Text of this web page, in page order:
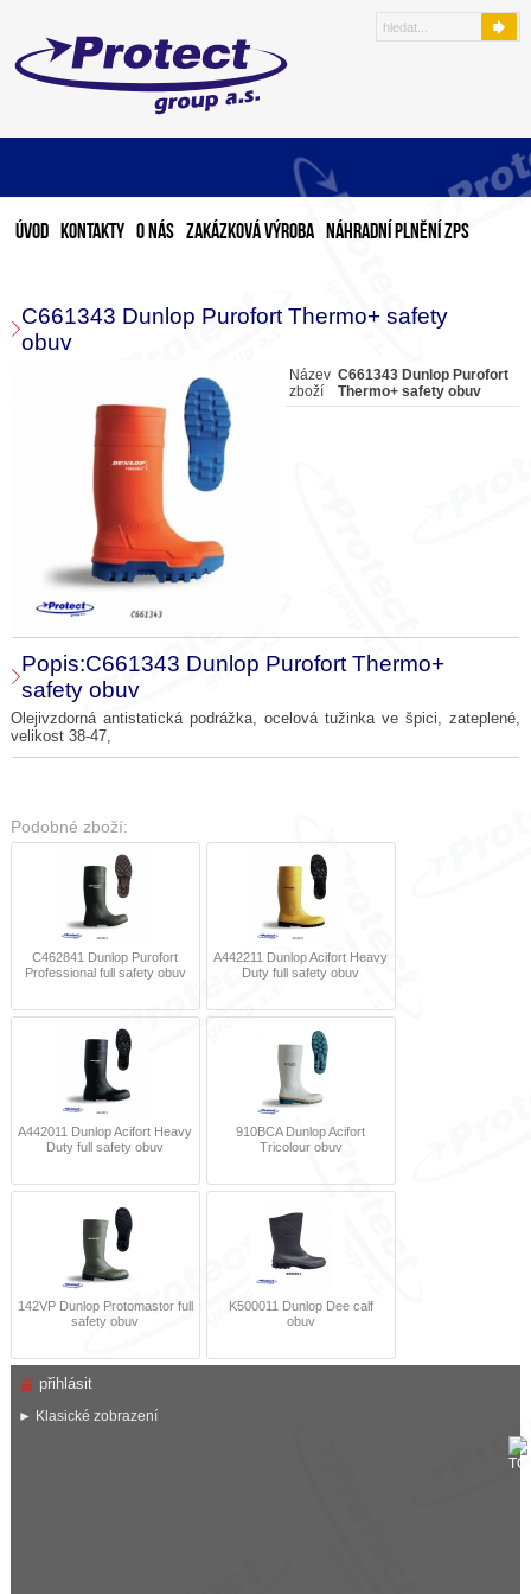
C661343 Dunlop Purofort Thermo+ safety
obuv
Název
zboží
C661343 Dunlop Purofort
Thermo+ safety obuv
Popis:C661343 Dunlop Purofort Thermo+
safety obuv
Olejivzdorná antistatická podrážka, ocelová tužinka ve špici, zateplené,
velikost 38-47,
Podobné zboží:
C462841 Dunlop Purofort
Professional full safety obuv
A442211 Dunlop Acifort Heavy
Duty full safety obuv
A442011 Dunlop Acifort Heavy
Duty full safety obuv
910BCA Dunlop Acifort
Tricolour obuv
142VP Dunlop Protomastor full
safety obuv
K500011 Dunlop Dee calf
obuv
Úvod Kontakty O nás Zakázková výroba Náhradní plnění ZPS